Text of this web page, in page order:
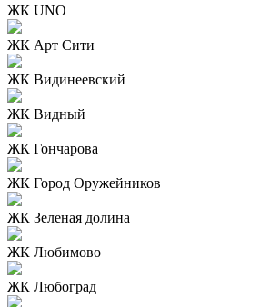
ЖК UNO
ЖК Арт Сити
ЖК Видинеевский
ЖК Видный
ЖК Гончарова
ЖК Город Оружейников
ЖК Зеленая долина
ЖК Любимово
ЖК Любоград